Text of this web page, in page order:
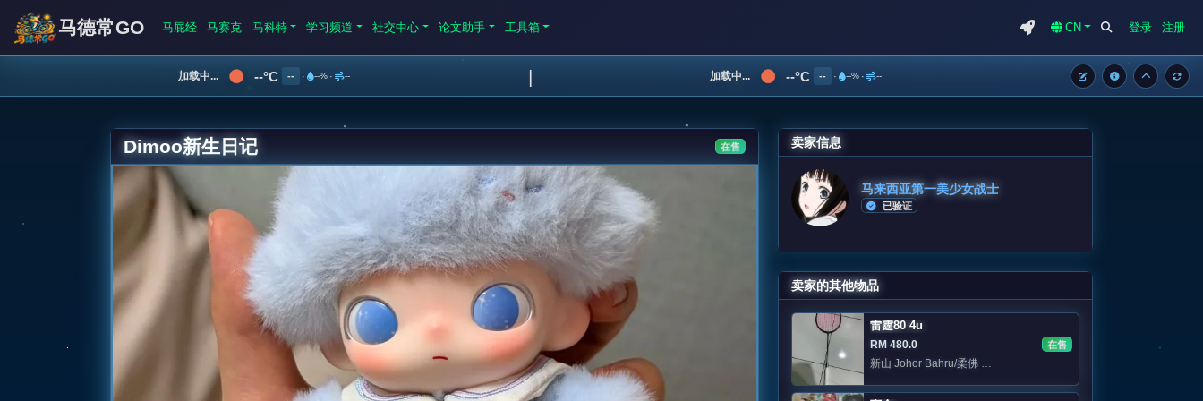
马德常GO 马屁经 马赛克 马科特 学习频道 社交中心 论文助手 工具箱 CN 登录 注册
加载中... --°C -- · --% · -- | 加载中... --°C -- · --% · --
Dimoo新生日记 在售 卖家信息
马来西亚第一美少女战士
已验证
卖家的其他物品
雷霆80 4u
RM 480.0
在售
新山 Johor Bahru/柔佛 Area: Jb Skudai /sutera/eco botani